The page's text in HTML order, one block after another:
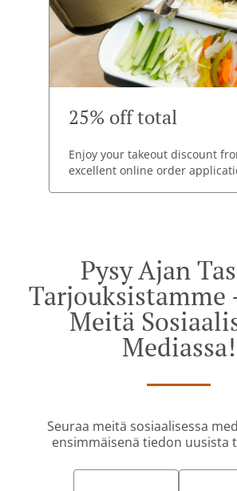
25% off total
Enjoy your takeout discount
excellent online order
Pysy Ajan
Tarjouksistamme
Meitä
Mediassa!
Seuraa meitä sosiaalisessa
ensimmäisenä tiedon uusista